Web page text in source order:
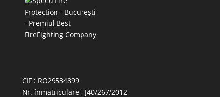
CIF : RO29534899
Nr. înmatriculare : J40/267/2012